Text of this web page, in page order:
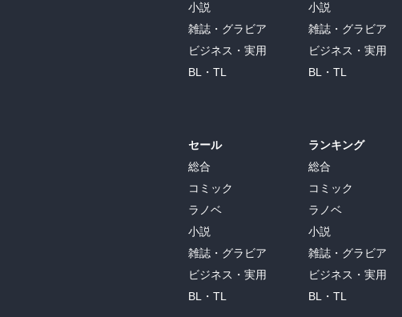
小説
雑誌・グラビア
ビジネス・実用
BL・TL
セール
総合
コミック
ラノベ
小説
雑誌・グラビア
ビジネス・実用
BL・TL
小説
雑誌・グラビア
ビジネス・実用
BL・TL
ランキング
総合
コミック
ラノベ
小説
雑誌・グラビア
ビジネス・実用
BL・TL